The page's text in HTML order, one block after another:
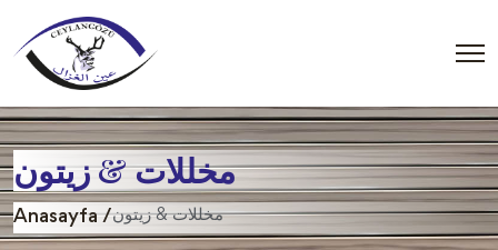
مخللات & زيتون
Anasayfa /مخللات & زيتون